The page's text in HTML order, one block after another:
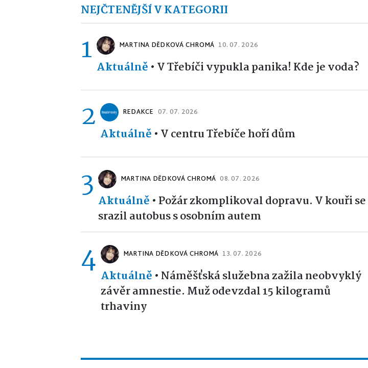
NEJČTENĚJŠÍ V KATEGORII
1 MARTINA DĚDKOVÁ CHROMÁ 10. 07. 2026
Aktuálně • V Třebíči vypukla panika! Kde je voda?
2 REDAKCE 07. 07. 2026
Aktuálně • V centru Třebíče hoří dům
3 MARTINA DĚDKOVÁ CHROMÁ 08. 07. 2026
Aktuálně • Požár zkomplikoval dopravu. V kouři se
srazil autobus s osobním autem
4 MARTINA DĚDKOVÁ CHROMÁ 13. 07. 2026
Aktuálně • Náměšťská služebna zažila neobvyklý
závěr amnestie. Muž odevzdal 15 kilogramů
trhaviny